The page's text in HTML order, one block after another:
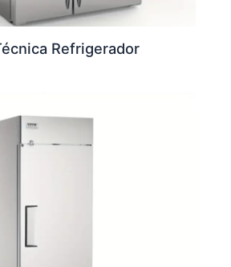
Refrigerador